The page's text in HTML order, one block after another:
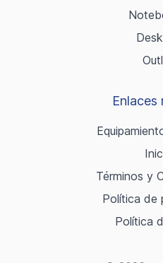
Enlaces
Términos y
Política de
Política